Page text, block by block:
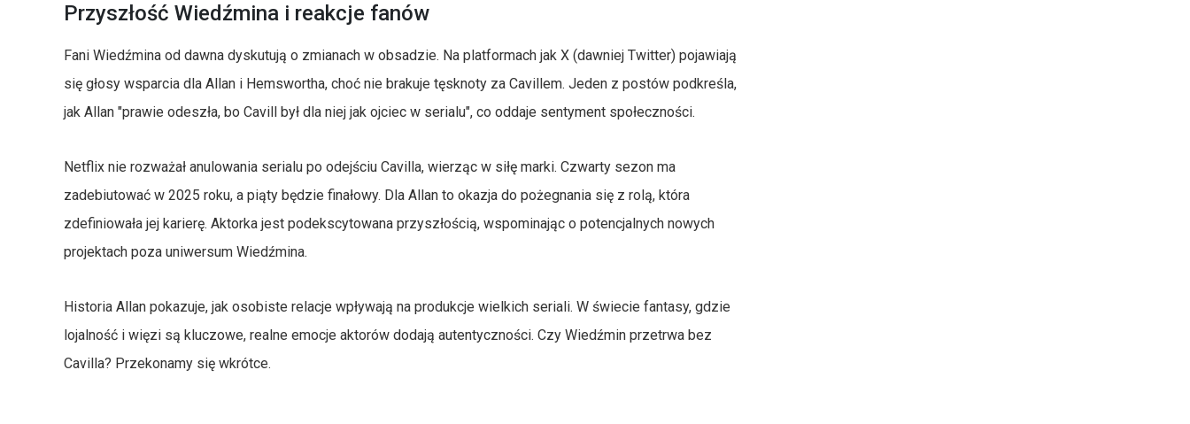
Przyszłość Wiedźmina i reakcje fanów
Fani Wiedźmina od dawna dyskutują o zmianach w obsadzie. Na platformach jak X (dawniej Twitter) pojawiają
się głosy wsparcia dla Allan i Hemswortha, choć nie brakuje tęsknoty za Cavillem. Jeden z postów podkreśla,
jak Allan "prawie odeszła, bo Cavill był dla niej jak ojciec w serialu", co oddaje sentyment społeczności.
Netflix nie rozważał anulowania serialu po odejściu Cavilla, wierząc w siłę marki. Czwarty sezon ma
zadebiutować w 2025 roku, a piąty będzie finałowy. Dla Allan to okazja do pożegnania się z rolą, która
zdefiniowała jej karierę. Aktorka jest podekscytowana przyszłością, wspominając o potencjalnych nowych
projektach poza uniwersum Wiedźmina.
Historia Allan pokazuje, jak osobiste relacje wpływają na produkcje wielkich seriali. W świecie fantasy, gdzie
lojalność i więzi są kluczowe, realne emocje aktorów dodają autentyczności. Czy Wiedźmin przetrwa bez
Cavilla? Przekonamy się wkrótce.